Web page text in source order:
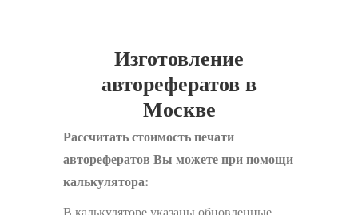
Изготовление
авторефератов в
Москве
Рассчитать стоимость печати
авторефератов Вы можете при помощи
калькулятора:
В калькуляторе указаны обновленные